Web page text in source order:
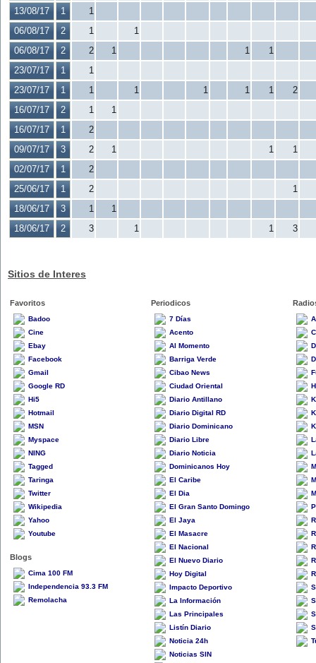
13/08/17
1
1
06/08/17
2 1
1
06/08/17
2 2 1 1
1
23/07/17
1
1
23/07/17
1 1 1 1 1 1
2
16/07/17
2 1
1
16/07/17
1
2
09/07/17
3 2 1 1
1
02/07/17
1
2
25/06/17
1 2
1
18/06/17
3 1
1
18/06/17
2 3 1 1 3
Sitios de Interes
Favoritos
Badoo
Cine
Ebay
Facebook
Gmail
Google RD
Hi5
Hotmail
MSN
Myspace
NING
Tagged
Taringa
Twitter
Wikipedia
Yahoo
Youtube
Blogs
Cima 100 FM
Independencia 93.3 FM
Remolacha
Periodicos
7 Días
Acento
Al Momento
Barriga Verde
Cibao News
Ciudad Oriental
Diario Antillano
Diario Digital RD
Diario Dominicano
Diario Libre
Diario Noticia
Dominicanos Hoy
El Caribe
El Dia
El Gran Santo Domingo
El Jaya
El Masacre
El Nacional
El Nuevo Diario
Hoy Digital
Impacto Deportivo
La Información
Las Principales
Listín Diario
Noticia 24h
Noticias SIN